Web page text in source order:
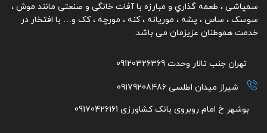
سمپاشی ، طعمه گذاري و مبارزه با آفات خانگی و صنعتی مانند موش ،
سوسک ، ساس ، پشه ، موریانه ، کنه ، مورچه ، کک و… با افتخار در
خدمت هموطنان عزیزمان می باشد.
تهران جنب تالار وحدت 09120326369
شیراز میدان اطلسی 09179208486
بوشهر خ امام روبروی بانک کشاورزی 09170426161